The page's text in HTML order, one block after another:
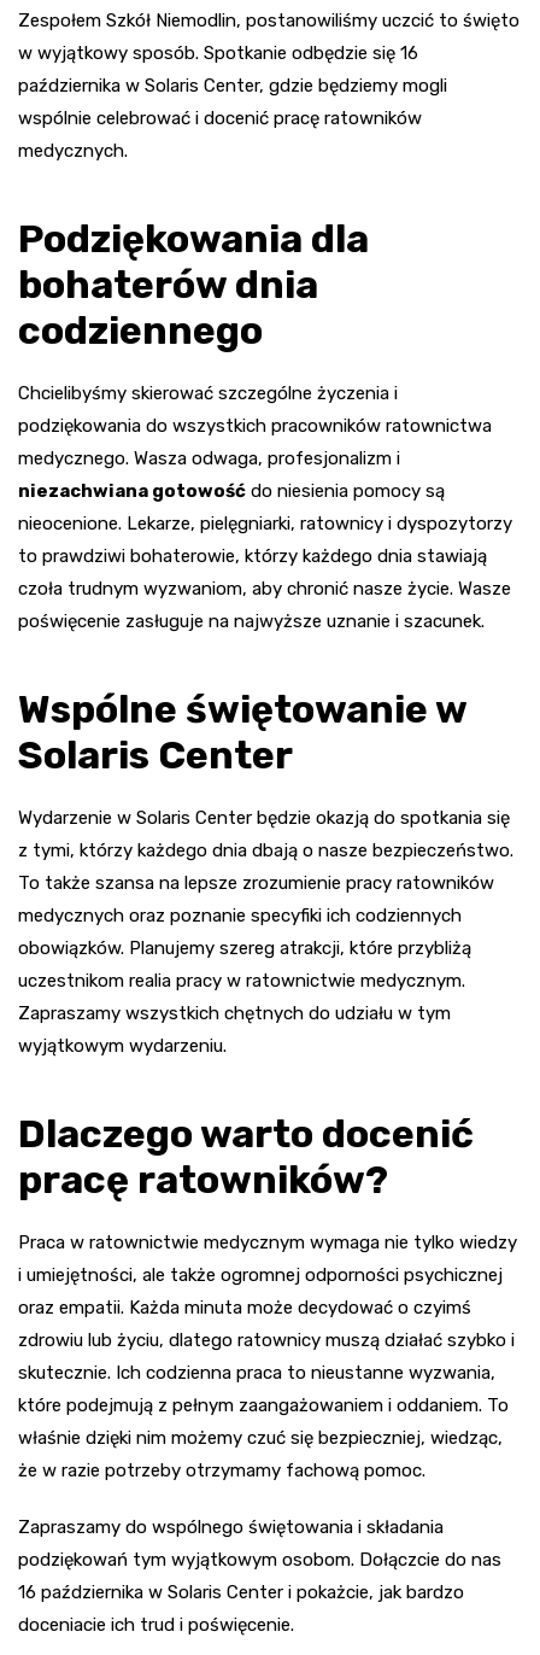
Zespołem Szkół Niemodlin, postanowiliśmy uczcić to święto
w wyjątkowy sposób. Spotkanie odbędzie się 16
października w Solaris Center, gdzie będziemy mogli
wspólnie celebrować i docenić pracę ratowników
medycznych.
Podziękowania dla
bohaterów dnia
codziennego
Chcielibyśmy skierować szczególne życzenia i
podziękowania do wszystkich pracowników ratownictwa
medycznego. Wasza odwaga, profesjonalizm i
niezachwiana gotowość do niesienia pomocy są
nieocenione. Lekarze, pielęgniarki, ratownicy i dyspozytorzy
to prawdziwi bohaterowie, którzy każdego dnia stawiają
czoła trudnym wyzwaniom, aby chronić nasze życie. Wasze
poświęcenie zasługuje na najwyższe uznanie i szacunek.
Wspólne świętowanie w
Solaris Center
Wydarzenie w Solaris Center będzie okazją do spotkania się
z tymi, którzy każdego dnia dbają o nasze bezpieczeństwo.
To także szansa na lepsze zrozumienie pracy ratowników
medycznych oraz poznanie specyfiki ich codziennych
obowiązków. Planujemy szereg atrakcji, które przybliżą
uczestnikom realia pracy w ratownictwie medycznym.
Zapraszamy wszystkich chętnych do udziału w tym
wyjątkowym wydarzeniu.
Dlaczego warto docenić
pracę ratowników?
Praca w ratownictwie medycznym wymaga nie tylko wiedzy
i umiejętności, ale także ogromnej odporności psychicznej
oraz empatii. Każda minuta może decydować o czyimś
zdrowiu lub życiu, dlatego ratownicy muszą działać szybko i
skutecznie. Ich codzienna praca to nieustanne wyzwania,
które podejmują z pełnym zaangażowaniem i oddaniem. To
właśnie dzięki nim możemy czuć się bezpieczniej, wiedząc,
że w razie potrzeby otrzymamy fachową pomoc.
Zapraszamy do wspólnego świętowania i składania
podziękowań tym wyjątkowym osobom. Dołączcie do nas
16 października w Solaris Center i pokażcie, jak bardzo
doceniacie ich trud i poświęcenie.